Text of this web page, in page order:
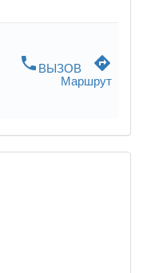
phone ВЫЗОВ directions
Маршрут